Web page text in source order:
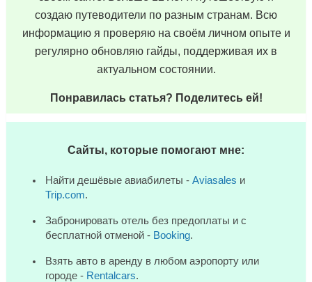
создаю путеводители по разным странам. Всю
информацию я проверяю на своём личном опыте и
регулярно обновляю гайды, поддерживая их в
актуальном состоянии.
Понравилась статья? Поделитесь ей!
Сайты, которые помогают мне:
Найти дешёвые авиабилеты - Aviasales и
Trip.com.
Забронировать отель без предоплаты и с
бесплатной отменой - Booking.
Взять авто в аренду в любом аэропорту или
городе - Rentalcars.